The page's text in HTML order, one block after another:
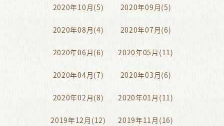
2020年10月(5) 2020年09月(5)
2020年08月(4) 2020年07月(6)
2020年06月(6) 2020年05月(11)
2020年04月(7) 2020年03月(6)
2020年02月(8) 2020年01月(11)
2019年12月(12) 2019年11月(16)